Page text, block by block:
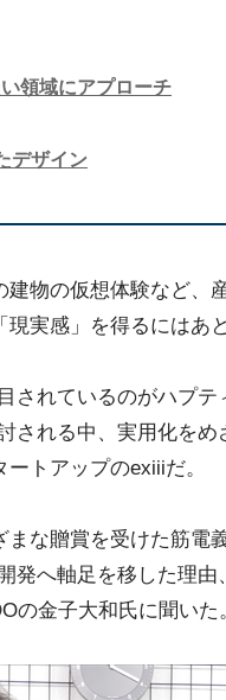
領域にアプローチ
デザイン
物の仮想体験など、
実感」を得るにはあ
されているのがハプ
される中、実用化を
トアップのexiiiだ。
な贈賞を受けた筋電
発へ軸足を移した理
の金子大和氏に聞いた